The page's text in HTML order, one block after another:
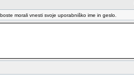
morali vnesti svoje uporabniško ime in geslo.